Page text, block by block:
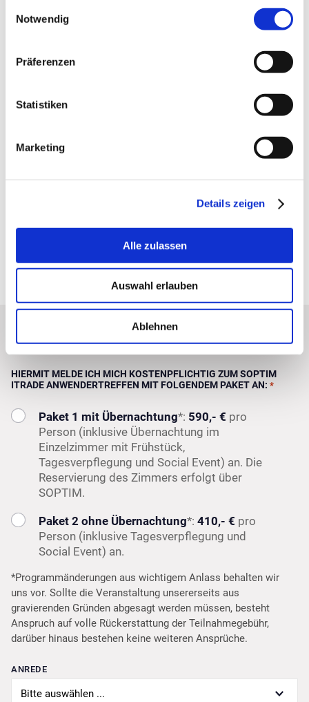
Notwendig
Präferenzen
Statistiken
Marketing
Details zeigen
Alle zulassen
Auswahl erlauben
Ablehnen
Rückblick und Agenda
– SOPTIM AG, Judith Kießner
SOPTIM Trader´s Coffee
– SOPTIM AG, Judith Kießner
Mittagessen im Restaurant „Faveo“, Dorint Hotel
Jetzt direkt anmelden!
HIERMIT MELDE ICH MICH KOSTENPFLICHTIG ZUM SOPTIM
ITRADE ANWENDERTREFFEN MIT FOLGENDEM PAKET AN: *
Paket 1 mit Übernachtung*: 590,- € pro
Person (inklusive Übernachtung im
Einzelzimmer mit Frühstück,
Tagesverpflegung und Social Event) an. Die
Reservierung des Zimmers erfolgt über
SOPTIM.
Paket 2 ohne Übernachtung*: 410,- € pro
Person (inklusive Tagesverpflegung und
Social Event) an.
*Programmänderungen aus wichtigem Anlass behalten wir
uns vor. Sollte die Veranstaltung unsererseits aus
gravierenden Gründen abgesagt werden müssen, besteht
Anspruch auf volle Rückerstattung der Teilnahmegebühr,
darüber hinaus bestehen keine weiteren Ansprüche.
ANREDE